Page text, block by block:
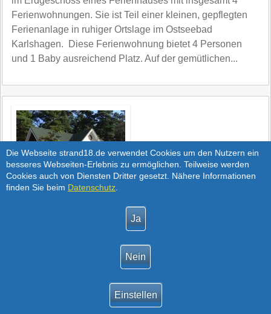
Die Webseite strand18.de verwendet Cookies um den Nutzern ein
besseres Webseiten-Erlebnis zu ermöglichen. Teilweise werden
Cookies auch von Diensten Dritter gesetzt. Nähere Informationen
finden Sie beim Datenschutz
Ferienwohnungen. Sie ist Teil einer kleinen, gepflegten
Ferienanlage in ruhiger Ortslage im Ostseebad
Karlshagen. Diese Ferienwohnung bietet 4 Personen
und 1 Baby ausreichend Platz. Auf der gemütlichen...
FERIENWOHNUNG
Die Ferienwohnung, in der sich diese 3-Raum-Wohnung
befindet, liegt im näheren Strandbereich, nur 300 Meter
von der Ostsee, im Ostseebad Trassenheide.